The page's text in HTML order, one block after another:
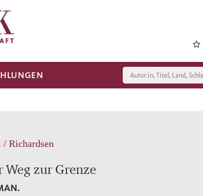
/ Richardsen
Weg zur Grenze